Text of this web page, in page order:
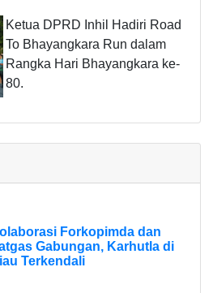
Ketua DPRD Inhil Hadiri Road
To Bhayangkara Run dalam
Rangka Hari Bhayangkara ke-
80.
Forkopimda dan
Gabungan, Karhutla di
Terkendali